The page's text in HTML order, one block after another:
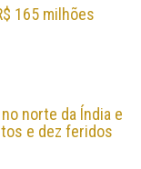
165 milhões
norte da Índia e
e dez feridos